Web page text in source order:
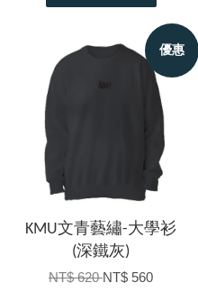
優惠
KMU文青藝繡-大學衫
(深鐵灰)
NT$ 620NT$ 560